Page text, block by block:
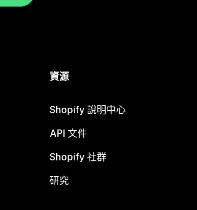
資源
Shopify 說明中心
API 文件
Shopify 社群
研究